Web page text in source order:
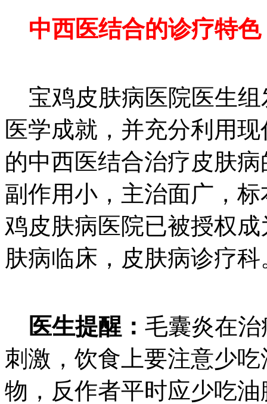
中西医结合的诊疗特色
宝鸡皮肤病医院医生组
医学成就，并充分利用
的中西医结合治疗皮肤
副作用小，主治面广，
鸡皮肤病医院已被授权
肤病临床，皮肤病诊疗科
医生提醒： 毛囊炎在
刺激，饮食上要注意少
物，反作者平时应少吃